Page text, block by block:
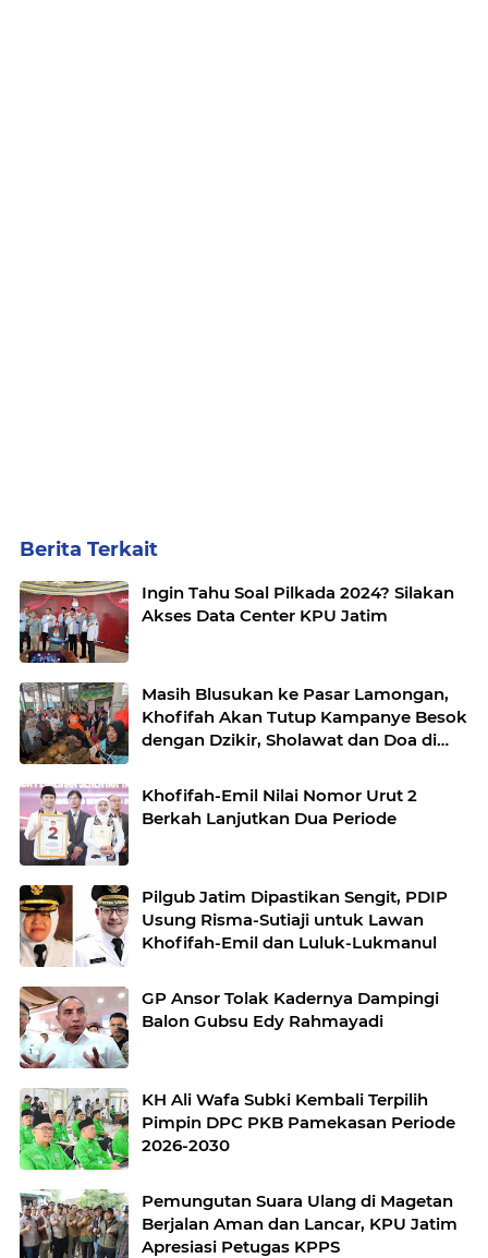
Berita Terkait
Ingin Tahu Soal Pilkada 2024? Silakan
Akses Data Center KPU Jatim
Masih Blusukan ke Pasar Lamongan,
Khofifah Akan Tutup Kampanye Besok
dengan Dzikir, Sholawat dan Doa di
Khofifah-Emil Nilai Nomor Urut 2
Berkah Lanjutkan Dua Periode
Pilgub Jatim Dipastikan Sengit, PDIP
Usung Risma-Sutiaji untuk Lawan
Khofifah-Emil dan Luluk-Lukmanul
GP Ansor Tolak Kadernya Dampingi
Balon Gubsu Edy Rahmayadi
KH Ali Wafa Subki Kembali Terpilih
Pimpin DPC PKB Pamekasan Periode
2026-2030
Pemungutan Suara Ulang di Magetan
Berjalan Aman dan Lancar, KPU Jatim
Apresiasi Petugas KPPS